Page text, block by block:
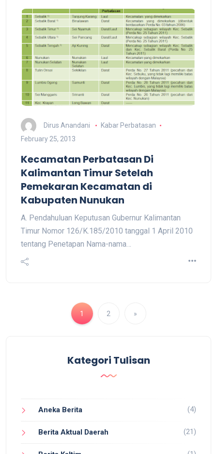
Dirus Anandani
Kabar Perbatasan
February 25, 2013
Kecamatan Perbatasan Di
Kalimantan Timur Setelah
Pemekaran Kecamatan di
Kabupaten Nunukan
A. Pendahuluan Keputusan Gubernur Kalimantan
Timur Nomor 126/K.185/2010 tanggal 1 April 2010
tentang Penetapan Nama-nama…
1 2 »
Kategori Tulisan
Aneka Berita (4)
Berita Aktual Daerah (21)